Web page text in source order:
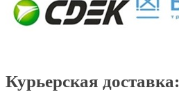
Курьерская доставка: